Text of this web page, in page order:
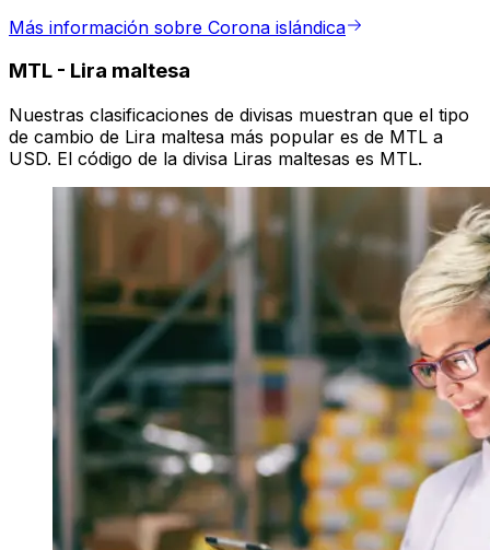
Más información sobre Corona islándica
MTL - Lira maltesa
Nuestras clasificaciones de divisas muestran que el tipo
de cambio de Lira maltesa más popular es de MTL a
USD. El código de la divisa Liras maltesas es MTL.